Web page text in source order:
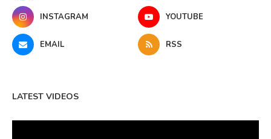
INSTAGRAM YOUTUBE
EMAIL RSS
LATEST VIDEOS